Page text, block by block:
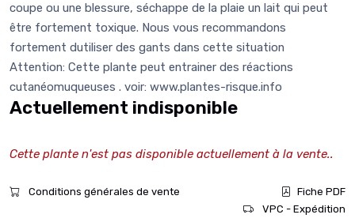
coupe ou une blessure, séchappe de la plaie un lait qui peut
être fortement toxique. Nous vous recommandons
fortement dutiliser des gants dans cette situation
Attention: Cette plante peut entrainer des réactions
cutanéomuqueuses . voir: www.plantes-risque.info
Actuellement indisponible
Cette plante n'est pas disponible actuellement à la vente..
Conditions générales de vente
Fiche PDF
VPC - Expédition